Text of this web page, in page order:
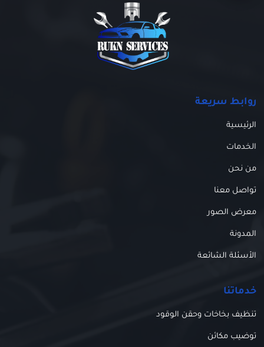
روابط سريعة
الرئيسية
الخدمات
من نحن
تواصل معنا
معرض الصور
المدونة
الأسئلة الشائعة
خدماتنا
تنظيف بخاخات وحقن الوقود
توضيب مكائن